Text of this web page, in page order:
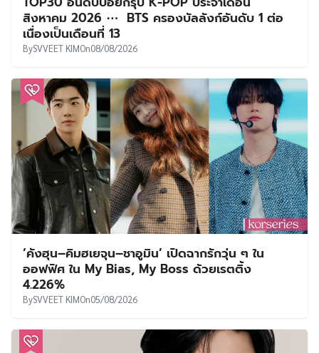
สิงหาคม 2026 ⋯ BTS ครองบัลลังก์อันดับ 1 ต่อ
เนื่องเป็นเดือนที่ 13
BySVVEET KIMOn08/08/2026
‘คังฮุน–คิมฮเยจุน–ชาอูมิน’ เปิดฉากรักวุ่น ๆ ใน
ออฟฟิศ ใน My Bias, My Boss ด้วยเรตติ้ง
4.226%
BySVVEET KIMOn05/08/2026